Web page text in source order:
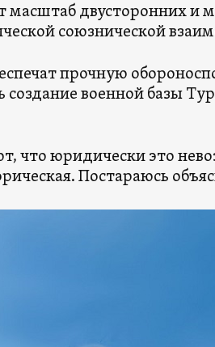
масштаб двусторонних и
союзнической
прочную
создание военной базы
что юридически это
Постараюсь